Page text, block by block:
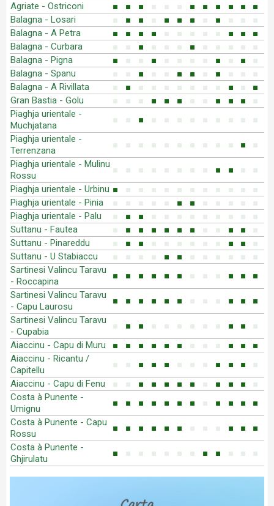
Agriate - Ostriconi
■ ■ ■ ■ ■ ■ ■ ■ ■ ■ ■
■
Balagna - Losari
■ ■ ■ ■ ■ ■ ■ ■ ■ ■ ■
■
Balagna - A Petra
■ ■ ■ ■ ■ ■ ■ ■ ■ ■ ■
■
Balagna - Curbara
■ ■ ■ ■ ■ ■ ■ ■ ■ ■ ■
■
Balagna - Pigna
■ ■ ■ ■ ■ ■ ■ ■ ■ ■ ■
■
Balagna - Spanu
■ ■ ■ ■ ■ ■ ■ ■ ■ ■ ■
■
Balagna - A Rivillata
■ ■ ■ ■ ■ ■ ■ ■ ■ ■ ■
■
Gran Bastia - Golu
■ ■ ■ ■ ■ ■ ■ ■ ■ ■ ■
■
Piaghja urientale -
Muchjatana
■ ■ ■ ■ ■ ■ ■ ■ ■ ■ ■
■
Piaghja urientale -
Terrenzana
■ ■ ■ ■ ■ ■ ■ ■ ■ ■ ■
■
Piaghja urientale - Mulinu
Rossu
■ ■ ■ ■ ■ ■ ■ ■ ■ ■ ■
■
Piaghja urientale - Urbinu ■ ■ ■ ■ ■ ■ ■ ■ ■ ■ ■
■
Piaghja urientale - Pinia
■ ■ ■ ■ ■ ■ ■ ■ ■ ■ ■
■
Piaghja urientale - Palu
■ ■ ■ ■ ■ ■ ■ ■ ■ ■ ■
■
Suttanu - Fautea
■ ■ ■ ■ ■ ■ ■ ■ ■ ■ ■
■
Suttanu - Pinareddu
■ ■ ■ ■ ■ ■ ■ ■ ■ ■ ■
■
Suttanu - U Stabiaccu
■ ■ ■ ■ ■ ■ ■ ■ ■ ■ ■
■
Sartinesi Valincu Taravu
- Roccapina
■ ■ ■ ■ ■ ■ ■ ■ ■ ■ ■
■
Sartinesi Valincu Taravu
- Capu Laurosu
■ ■ ■ ■ ■ ■ ■ ■ ■ ■ ■
■
Sartinesi Valincu Taravu
- Cupabia
■ ■ ■ ■ ■ ■ ■ ■ ■ ■ ■
■
Aiaccinu - Capu di Muru
■ ■ ■ ■ ■ ■ ■ ■ ■ ■ ■
■
Aiaccinu - Ricantu /
Capitellu
■ ■ ■ ■ ■ ■ ■ ■ ■ ■ ■
■
Aiaccinu - Capu di Fenu
■ ■ ■ ■ ■ ■ ■ ■ ■ ■ ■
■
Costa à Punente -
Umignu
■ ■ ■ ■ ■ ■ ■ ■ ■ ■ ■
■
Costa à Punente - Capu
Rossu
■ ■ ■ ■ ■ ■ ■ ■ ■ ■ ■
■
Costa à Punente -
Ghjirulatu
■ ■ ■ ■ ■ ■ ■ ■ ■ ■ ■ ■